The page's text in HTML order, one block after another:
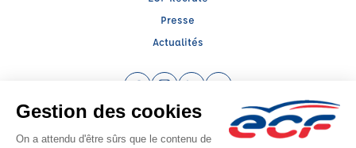
Presse
Actualités
Facebook (nouvelle fenêtre)
Instagram (nouvelle fenêtre)
LinkedIn (nouvelle fenêtre)
YouTube (nouvelle
Raison sociale : ECF CER CENTRE ATLANTIQUE - Capital social: 0€
SIREN: 312379266 - Numéro de TVA intracommunautaire: FR52312379266